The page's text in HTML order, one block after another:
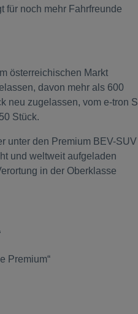
für noch mehr Fahrfreunde
österreichischen Markt
davon mehr als 600
neu zugelassen, vom e-tron S
Stück.
unter den Premium BEV-SUV
und weltweit aufgeladen
in der Oberklasse
Premium“